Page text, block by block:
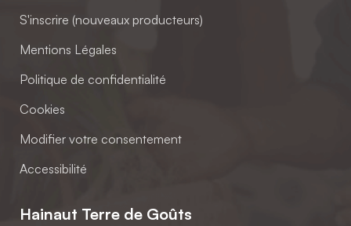
S'inscrire (nouveaux producteurs)
Mentions Légales
Politique de confidentialité
Cookies
Modifier votre consentement
Accessibilité
Hainaut Terre de Goûts